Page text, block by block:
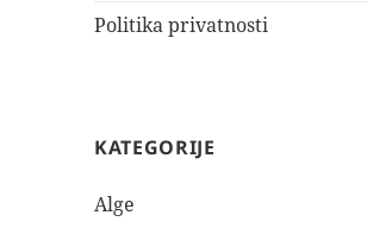
Politika privatnosti
KATEGORIJE
Alge